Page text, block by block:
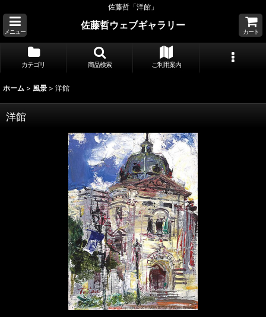
佐藤哲「洋館」
メニュー
佐藤哲ウェブギャラリー
カート
カテゴリ 商品検索 ご利用案内
ホーム > 風景 > 洋館
洋館